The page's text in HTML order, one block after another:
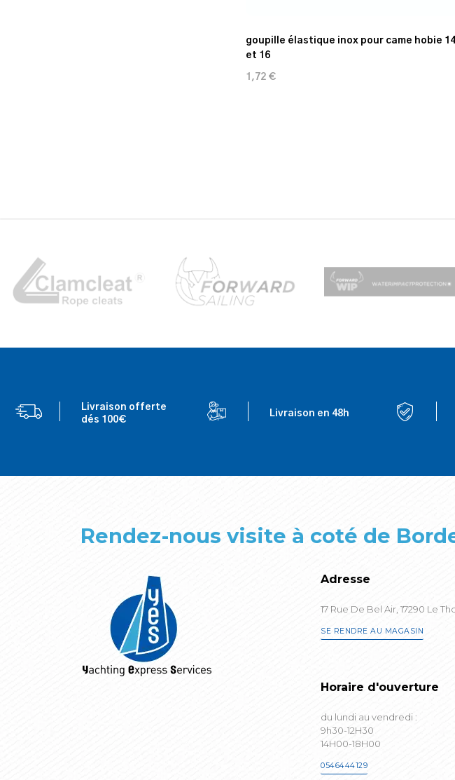
goupille élastique inox pour came hobie 14
et 16
1,72 €
Livraison offerte
dés 100€
Livraison en 48h
Rendez-nous visite à coté de
Adresse
17 Rue De Bel Air, 17290 Le
SE RENDRE AU MAGASIN
Horaire d'ouverture
du lundi au vendredi :
9h30-12H30
14H00-18H00
0546444129